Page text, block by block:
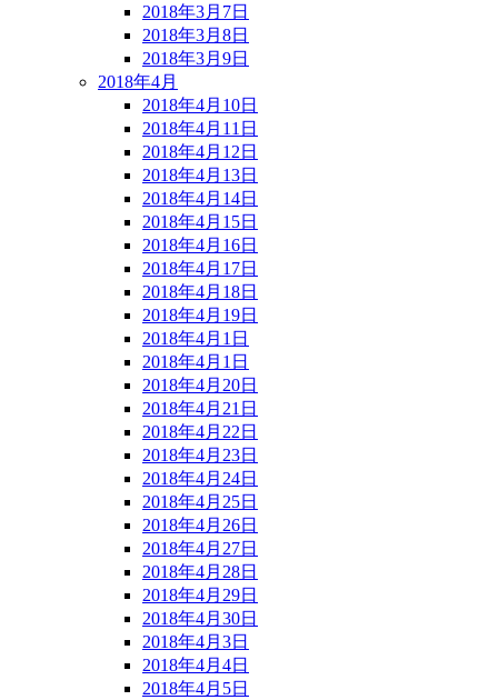
2018年3月7日
2018年3月8日
2018年3月9日
2018年4月
2018年4月10日
2018年4月11日
2018年4月12日
2018年4月13日
2018年4月14日
2018年4月15日
2018年4月16日
2018年4月17日
2018年4月18日
2018年4月19日
2018年4月1日
2018年4月1日
2018年4月20日
2018年4月21日
2018年4月22日
2018年4月23日
2018年4月24日
2018年4月25日
2018年4月26日
2018年4月27日
2018年4月28日
2018年4月29日
2018年4月30日
2018年4月3日
2018年4月4日
2018年4月5日